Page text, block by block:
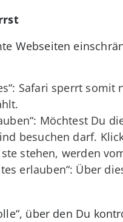
Webseiten
Safari sperrt
Möchtest Du
besuchen darf.
stehen, werden
erlauben“: Über
über den Du